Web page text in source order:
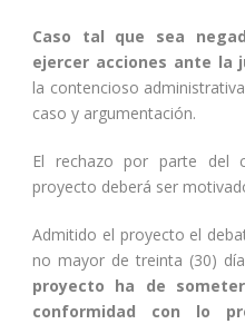
Caso tal que sea
ejercer acciones ante la
la contencioso
caso y argumentación.
El rechazo por parte del
proyecto deberá ser
Admitido el proyecto el
no mayor de treinta (30)
proyecto ha de
conformidad con lo